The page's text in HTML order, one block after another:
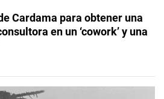
Cardama para obtener una
en un ‘cowork’ y una